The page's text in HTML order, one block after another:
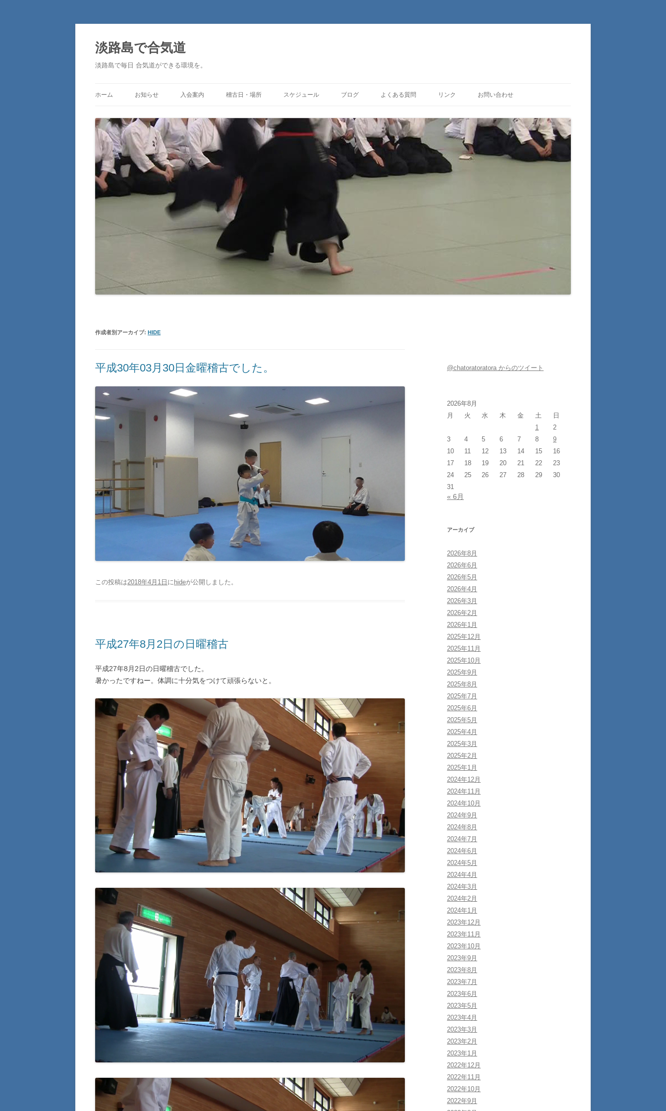
淡路島で合気道
淡路島で毎日 合気道ができる環境を。
ホーム お知らせ 入会案内 稽古日・場所 スケジュール ブログ よくある質問 リンク お問い合わせ
作成者別アーカイブ: HIDE
平成30年03月30日金曜稽古でした。
この投稿は2018年4月1日 に hideが公開しました 。
平成27年8月2日の日曜稽古
平成27年8月2日の日曜稽古でした。
暑かったですねー。体調に十分気をつけて頑張らないと。
@chatoratoratora からのツイート
2026年8月
月
火 水 木 金 土
日
1
2
3
4 5 6 7 8
9
10
11 12 13 14 15
16
17
18 19 20 21 22
23
24
25 26 27 28 29
30
31
« 6月
アーカイブ
2026年8月
2026年6月
2026年5月
2026年4月
2026年3月
2026年2月
2026年1月
2025年12月
2025年11月
2025年10月
2025年9月
2025年8月
2025年7月
2025年6月
2025年5月
2025年4月
2025年3月
2025年2月
2025年1月
2024年12月
2024年11月
2024年10月
2024年9月
2024年8月
2024年7月
2024年6月
2024年5月
2024年4月
2024年3月
2024年2月
2024年1月
2023年12月
2023年11月
2023年10月
2023年9月
2023年8月
2023年7月
2023年6月
2023年5月
2023年4月
2023年3月
2023年2月
2023年1月
2022年12月
2022年11月
2022年10月
2022年9月